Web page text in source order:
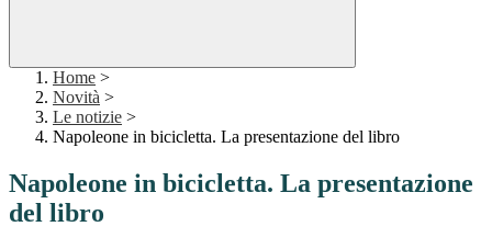
Home >
Novità >
Le notizie >
Napoleone in bicicletta. La presentazione del libro
Napoleone in bicicletta. La presentazione
del libro